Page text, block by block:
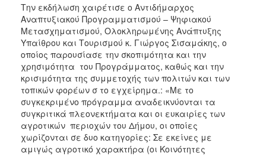
Την εκδήλωση χαιρέτισε ο Αντιδήμαρχος
Αναπτυξιακού Προγραμματισμού – Ψηφιακού
Μετασχηματισμού, Ολοκληρωμένης Ανάπτυξης
Υπαίθρου και Τουρισμού κ. Γιώργος Σισαμάκης, ο
οποίος παρουσίασε την σκοπιμότητα και την
χρησιμότητα του Προγράμματος, καθώς και την
κρισιμότητα της συμμετοχής των πολιτών και των
τοπικών φορέων σ το εγχείρημα.: «Με το
συγκεκριμένο πρόγραμμα αναδεικνύονται τα
συγκριτικά πλεονεκτήματα και οι ευκαιρίες των
αγροτικών περιοχών του Δήμου, οι οποίες
χωρίζονται σε δυο κατηγορίες: Σε εκείνες με
αμιγώς αγροτικό χαρακτήρα (οι Κοινότητες